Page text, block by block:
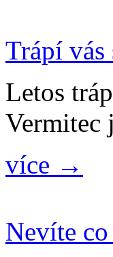
Trápí
Letos
Vermitec
více →
Nevíte